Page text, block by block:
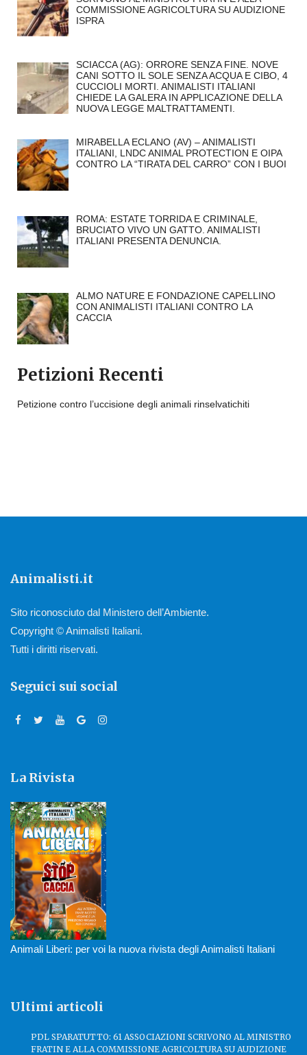
COMMISSIONE AGRICOLTURA SU AUDIZIONE
ISPRA
SCIACCA (AG): ORRORE SENZA FINE. NOVE
CANI SOTTO IL SOLE SENZA ACQUA E CIBO, 4
CUCCIOLI MORTI. ANIMALISTI ITALIANI
CHIEDE LA GALERA IN APPLICAZIONE DELLA
NUOVA LEGGE MALTRATTAMENTI.
MIRABELLA ECLANO (AV) – ANIMALISTI
ITALIANI, LNDC ANIMAL PROTECTION E OIPA
CONTRO LA “TIRATA DEL CARRO” CON I BUOI
ROMA: ESTATE TORRIDA E CRIMINALE,
BRUCIATO VIVO UN GATTO. ANIMALISTI
ITALIANI PRESENTA DENUNCIA.
ALMO NATURE E FONDAZIONE CAPELLINO
CON ANIMALISTI ITALIANI CONTRO LA
CACCIA
Petizioni Recenti
Petizione contro l’uccisione degli animali rinselvatichiti
Animalisti.it
Sito riconosciuto dal Ministero dell’Ambiente.
Copyright © Animalisti Italiani.
Tutti i diritti riservati.
Seguici sui social
La Rivista
Animali Liberi: per voi la nuova rivista degli Animalisti Italiani
Ultimi articoli
PDL SPARATUTTO: 61 ASSOCIAZIONI SCRIVONO AL MINISTRO
FRATIN E ALLA COMMISSIONE AGRICOLTURA SU AUDIZIONE